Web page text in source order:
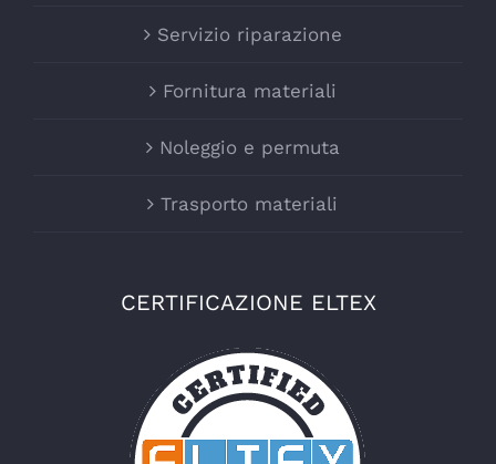
Servizio riparazione
Fornitura materiali
Noleggio e permuta
Trasporto materiali
CERTIFICAZIONE ELTEX